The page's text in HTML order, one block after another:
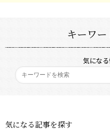
キーワ
気にな
気になる記事を探す